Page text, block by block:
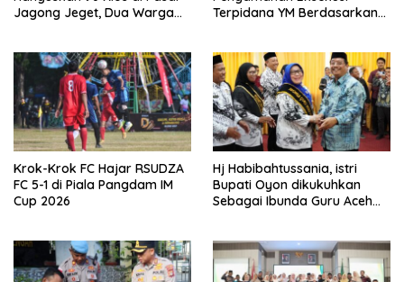
Jagong Jeget, Dua Warga
Terpidana YM Berdasarkan
Krok-Krok FC Hajar RSUDZA
FC 5-1 di Piala Pangdam IM
Cup 2026
Hj Habibahtussania, istri
Bupati Oyon dikukuhkan
Sebagai Ibunda Guru Aceh